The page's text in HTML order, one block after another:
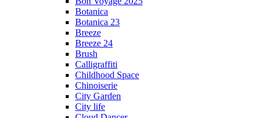
Botanica
Botanica 23
Breeze
Breeze 24
Brush
Calligraffiti
Childhood Space
Chinoiserie
City Garden
City life